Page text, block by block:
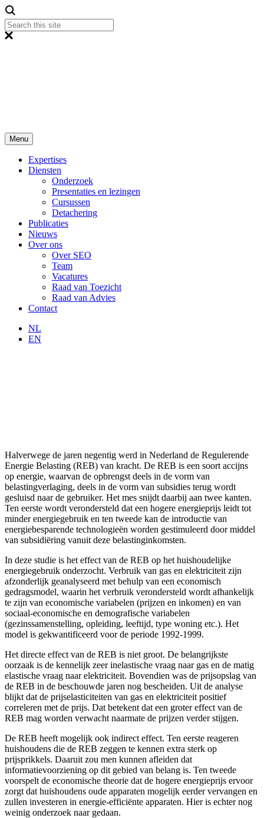
Menu
Expertises
Diensten
Onderzoek
Presentaties en lezingen
Cursussen
Detachering
Publicaties
Nieuws
Over ons
Over SEO
Team
Vacatures
Raad van Toezicht
Raad van Advies
Contact
NL
EN
Halverwege de jaren negentig werd in Nederland de Regulerende
Energie Belasting (REB) van kracht. De REB is een soort accijns
op energie, waarvan de opbrengst deels in de vorm van
belastingverlaging, deels in de vorm van subsidies terug wordt
gesluisd naar de gebruiker. Het mes snijdt daarbij aan twee kanten.
Ten eerste wordt verondersteld dat een hogere energieprijs leidt tot
minder energiegebruik en ten tweede kan de introductie van
energiebesparende technologieën worden gestimuleerd door middel
van subsidiëring vanuit deze belastinginkomsten.
In deze studie is het effect van de REB op het huishoudelijke
energiegebruik onderzocht. Verbruik van gas en elektriciteit zijn
afzonderlijk geanalyseerd met behulp van een economisch
gedragsmodel, waarin het verbruik verondersteld wordt afhankelijk
te zijn van economische variabelen (prijzen en inkomen) en van
sociaal-economische en demografische variabelen
(gezinssamenstelling, opleiding, leeftijd, type woning etc.). Het
model is gekwantificeerd voor de periode 1992-1999.
Het directe effect van de REB is niet groot. De belangrijkste
oorzaak is de kennelijk zeer inelastische vraag naar gas en de matig
elastische vraag naar elektriciteit. Bovendien was de prijsopslag van
de REB in de beschouwde jaren nog bescheiden. Uit de analyse
blijkt dat de prijselasticiteiten van gas en elektriciteit positief
correleren met de prijs. Dat betekent dat een groter effect van de
REB mag worden verwacht naarmate de prijzen verder stijgen.
De REB heeft mogelijk ook indirect effect. Ten eerste reageren
huishoudens die de REB zeggen te kennen extra sterk op
prijsprikkels. Daaruit zou men kunnen afleiden dat
informatievoorziening op dit gebied van belang is. Ten tweede
voorspelt de economische theorie dat de hogere energieprijs ervoor
zorgt dat huishoudens oude apparaten mogelijk eerder vervangen en
zullen investeren in energie-efficiënte apparaten. Hier is echter nog
weinig onderzoek naar gedaan.